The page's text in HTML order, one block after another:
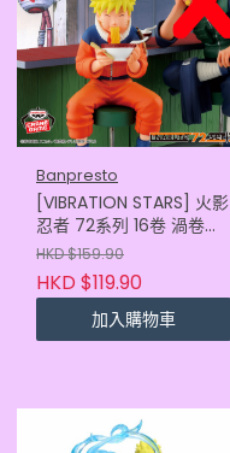
Banpresto
[VIBRATION STARS] 火影
忍者 72系列 16卷 渦卷鳴
門
HKD $159.90
HKD $119.90
加入購物車